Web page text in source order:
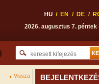
HU / EN / DE /
2026. augusztus 7. péntek
Vissza